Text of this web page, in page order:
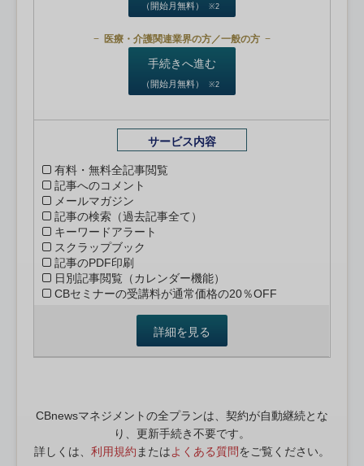
（開始月無料） ※2
医療・介護関連業界の方／一般の方
手続きへ進む
（開始月無料） ※2
サービス内容
有料・無料全記事閲覧
記事へのコメント
メールマガジン
記事の検索（過去記事全て）
キーワードアラート
スクラップブック
記事のPDF印刷
日別記事閲覧（カレンダー機能）
CBセミナーの受講料が通常価格の20％OFF
詳細を見る
CBnewsマネジメントの全プランは、契約が自動継続とな
り、更新手続き不要です。
詳しくは、 利用規約 またはよくある質問をご覧ください。